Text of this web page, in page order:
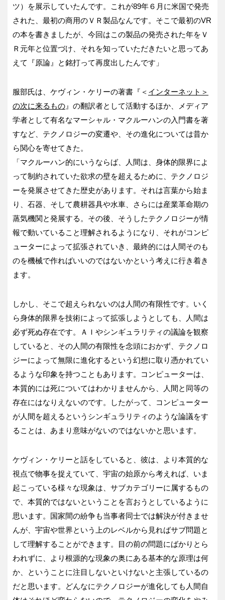
ツ）を展示していたんです。これが89年６月に米国で発売
された、最初の商用のＶＲ製品なんです。そこで最初のVR
の本を書きましたが、今回はこの製品の発売された年をＶ
Ｒ元年と位置づけ、それを知っていただきたいと思ってあ
えて『原論』と銘打って再度出したんです」
服部氏は、ケヴィン・ケリーの著書『＜ インターネット＞
の次に来るもの 』の翻訳者として活動するほか、メディア
学者として有名なマーシャル・マクルーハンの入門書を著
すなど、テクノロジーの変遷や、その進化については昔か
ら関心を寄せてきた。
「マクルーハン的にいうならば、人間は、身体的限界によ
って制約されていた欲求の壁を超えるために、テクノロジ
ーを発展させてきた歴史があります。それは言葉から始ま
り、石器、そして農耕器具や水車、さらには産業革命期の
蒸気機関と発展する。その後、そうしたテクノロジーが情
報で動いていること理解されるようになり、それがコンピ
ューターによって拡張されていき、最終的には人間そのも
のを機械で作ればいいのではないかという考えに行き着き
ます。
しかし、そこで超えられないのは人間の有限性です。いく
ら身体的限界を技術によって拡張しようとしても、人間は
必ず死ぬ存在です。ＡＩやシンギュラリティの議論を観察
していると、その人間の有限性を念頭におかず、テクノロ
ジーによって無限に進化するという幻想に取り憑かれてい
るような印象を持つこともあります。コンピューターは、
本質的には死についてはわかりませんから、人間と同等の
存在にはなりえないのです。したがって、コンピューター
が人間を超えるというシンギュラリティのような論議をす
ることは、あまり意味がないのではないかと思います。
ケヴィン・ケリーと話をしていると、彼は、より本質的な
視点で物事を捉えていて、宇宙の始原から考えれば、いま
起こっている様々な現象は、サブカテゴリーに属するもの
で、本質的ではないということを言おうとしているように
思います。国家間の紛争も当事者同士では解決が付きませ
んが、宇宙や世界という上のレベルから見ればサブ問題と
して理解することができます。目の前の問題にばかりとら
われずに、より根源的な現象の奥にある基本的な原理は何
か、ということに注目しないといけないと主張しているの
だと思います。どんなにテクノロジーが進化しても人間自